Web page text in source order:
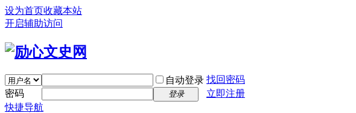
设为首页收藏本站
开启辅助访问
自动登录 找回密码
密码
登录
立即注册
快捷导航